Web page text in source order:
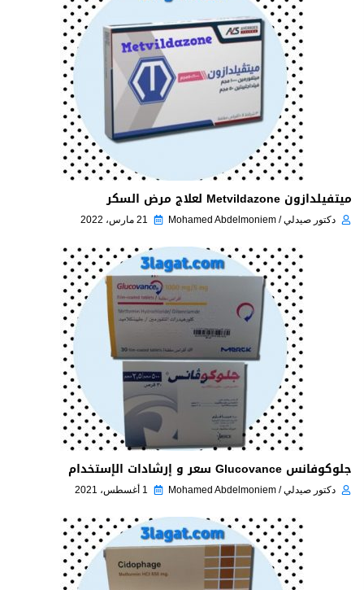
ميتفيلدازون Metvildazone لعلاج مرض السكر
دكتور صيدلي / Mohamed Abdelmoniem 21 مارس، 2022
جلوكوفانس Glucovance سعر و إرشادات الإستخدام
دكتور صيدلي / Mohamed Abdelmoniem 1 أغسطس، 2021